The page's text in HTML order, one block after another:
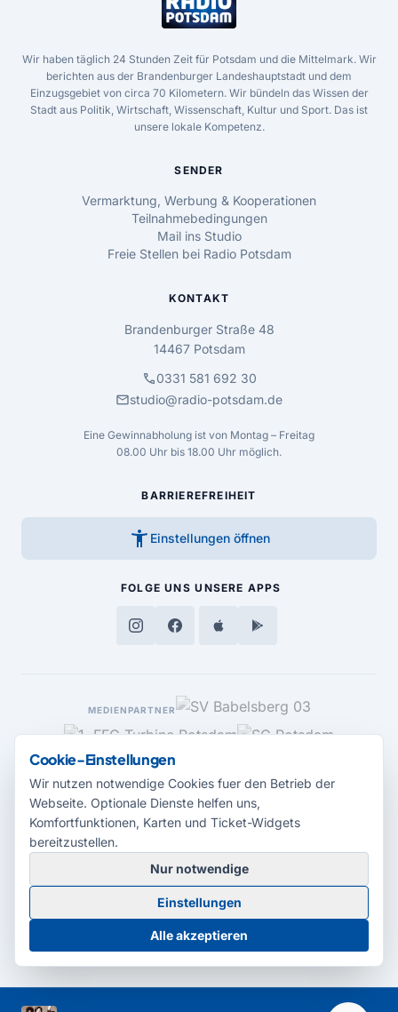
Wir haben täglich 24 Stunden Zeit für Potsdam und die Mittelmark. Wir
berichten aus der Brandenburger Landeshauptstadt und dem
Einzugsgebiet von circa 70 Kilometern. Wir bündeln das Wissen der
Stadt aus Politik, Wirtschaft, Wissenschaft, Kultur und Sport. Das ist
unsere lokale Kompetenz.
SENDER
Vermarktung, Werbung & Kooperationen
Teilnahmebedingungen
Mail ins Studio
Freie Stellen bei Radio Potsdam
KONTAKT
Brandenburger Straße 48
14467 Potsdam
call0331 581 692 30
mailstudio@radio-potsdam.de
Eine Gewinnabholung ist von Montag – Freitag
08.00 Uhr bis 18.00 Uhr möglich.
BARRIEREFREIHEIT
accessibility_new Einstellungen öffnen
FOLGE UNS UNSERE APPS
MEDIENPARTNER
© 2026 Radio Potsdam. Webseite entwickelt durch dieMedienagentur
Babelsberg
BarrierefreiheitserklärungAGBDatenschutzImpressum
Cookie-Einstellungen
Cookie-Einstellungen
Wir nutzen notwendige Cookies fuer den Betrieb der
Webseite. Optionale Dienste helfen uns,
Komfortfunktionen, Karten und Ticket-Widgets
bereitzustellen.
Nur notwendige
Einstellungen
Alle akzeptieren